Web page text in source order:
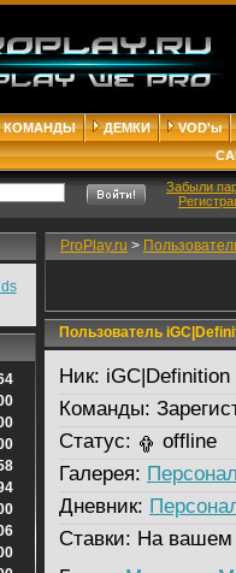
КОМАНДЫ ДЕМКИ
VOD'ы
Забыли
ProPlay.ru >
Пользователь
Ник: iGC|Definition
Команды:
Статус:
offline
Галерея:
Дневник:
Ставки: На вашем